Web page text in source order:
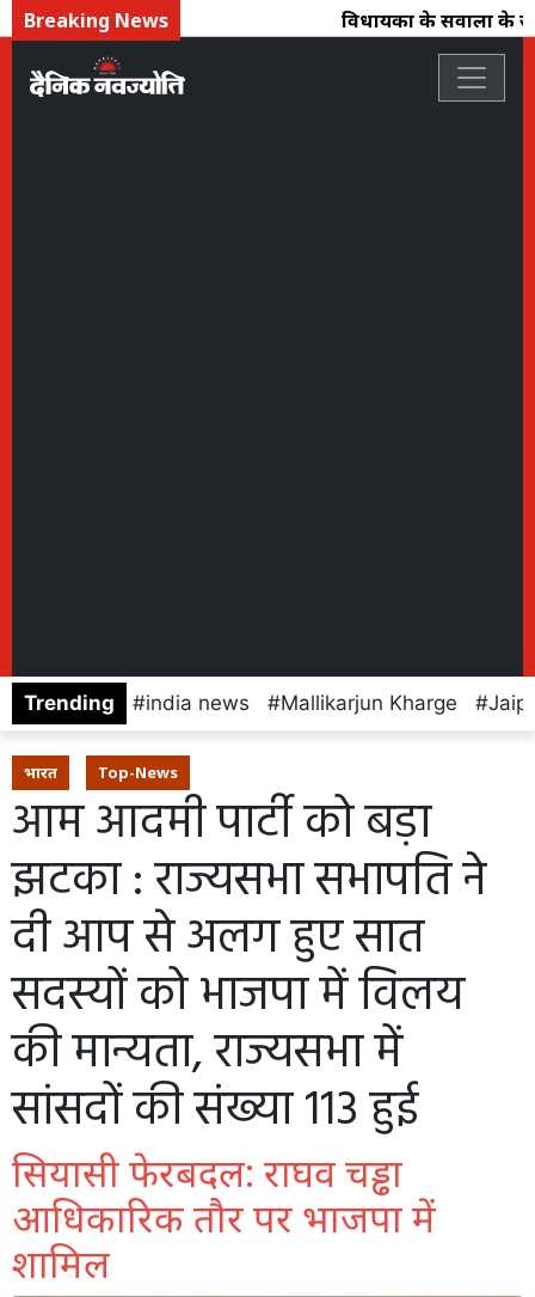
Breaking News विधायकों के सवालों के
Trending india news Mallikarjun Kharge
भारत Top-News
आम आदमी पार्टी को बड़ा
झटका : राज्यसभा सभापति ने
दी आप से अलग हुए सात
सदस्यों को भाजपा में विलय
की मान्यता, राज्यसभा में
सांसदों की संख्या 113 हुई
सियासी फेरबदल: राघव चड्ढा
आधिकारिक तौर पर भाजपा में
शामिल